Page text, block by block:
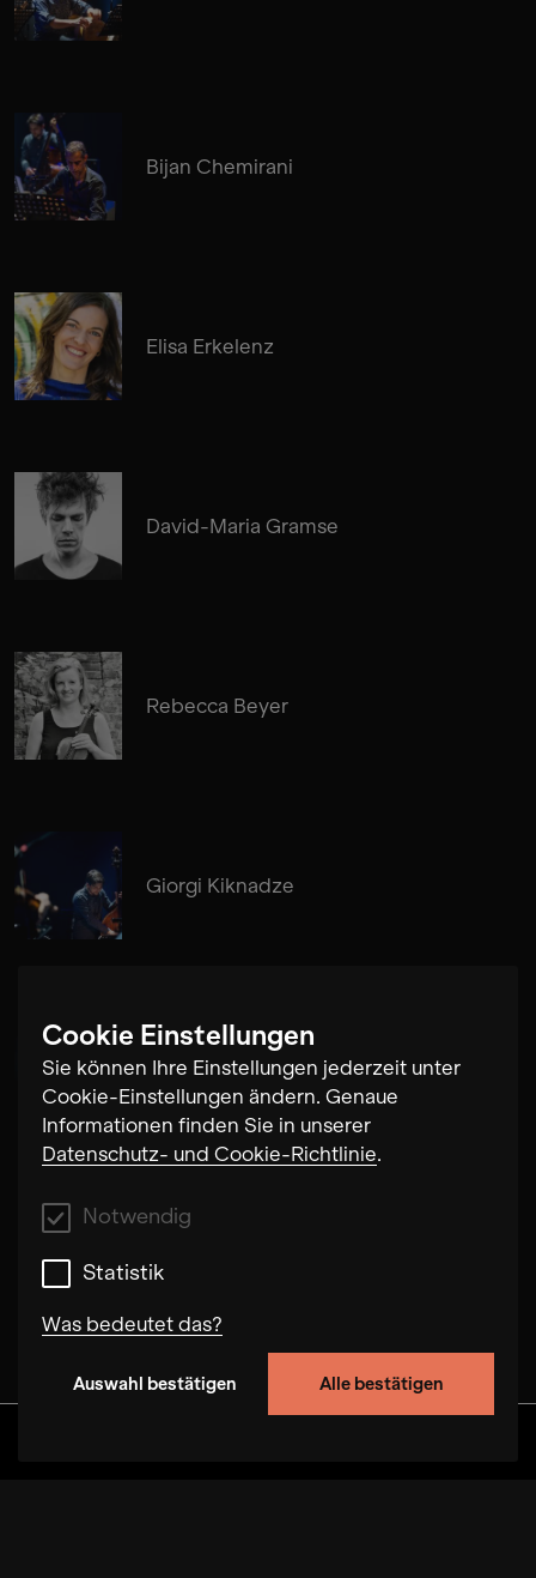
Cookie Einstellungen
Sie können Ihre Einstellungen jederzeit unter
Cookie-Einstellungen ändern. Genaue
Informationen finden Sie in unserer
Datenschutz- und Cookie-Richtlinie.
Notwendig
Statistik
Was bedeutet das?
Auswahl bestätigen Alle bestätigen
Bijan Chemirani
Elisa Erkelenz
David-Maria Gramse
Rebecca Beyer
Giorgi Kiknadze
Andreas Arend